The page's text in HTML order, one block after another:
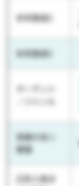
参考数値2
参考数値3
ターゲット
／ジャンル
実績の多い
業種
広告入稿ま